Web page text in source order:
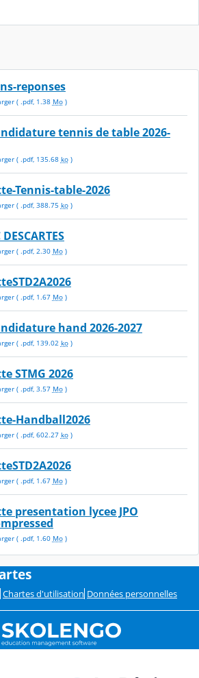
reponses
( .pdf, 1.38 Mo)
tennis de table 2026-
( .pdf, 135.68 ko)
Tennis-table-2026
( .pdf, 388.75 ko)
( .pdf, 2.30 Mo)
( .pdf, 1.67 Mo)
hand 2026-2027
( .pdf, 139.02 ko)
STMG 2026
( .pdf, 3.57 Mo)
Handball2026
( .pdf, 602.27 ko)
( .pdf, 1.67 Mo)
presentation lycee JPO
( .pdf, 1.60 Mo)
Chartes d'utilisation Données personnelles